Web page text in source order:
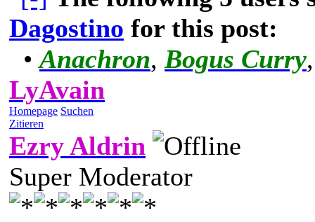
Dagostino for this post:
•Anachron, Bogus Curry
LyAvain
Homepage Suchen
Zitieren
Ezry Aldrin
Super Moderator